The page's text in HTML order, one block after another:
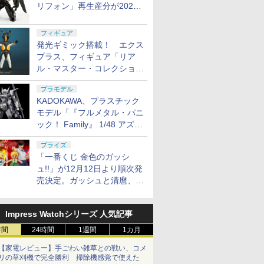
リフォン」再生産分が2027
フィギュア
発光ギミック搭載！ エクス
プラス、フィギュア「リア
ル・マスター・コレクション
ゼットン リニューアルVer.」
11月発売
プラモデル
KADOKAWA、プラスチック
モデル「『フルメタル・パニ
ック！ Family』 1/48 アズー
ル・レイヴン」の発売延期を
発表
プライズ
「一番くじ 金色のガッシ
ュ!!」が12月12日より順次発
売決定。ガッシュと清麿、キ
ィギュアで登場
Impress Watchシリーズ 人気記事
24時間 1週間 1カ月
家電レビュー】手ごわい雑草との戦い、コメ
の草刈機で完全勝利 掃除機感覚で使えた